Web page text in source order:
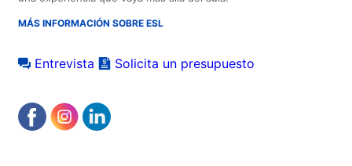
MÁS INFORMACIÓN SOBRE ESL
Entrevista Solicita un presupuesto